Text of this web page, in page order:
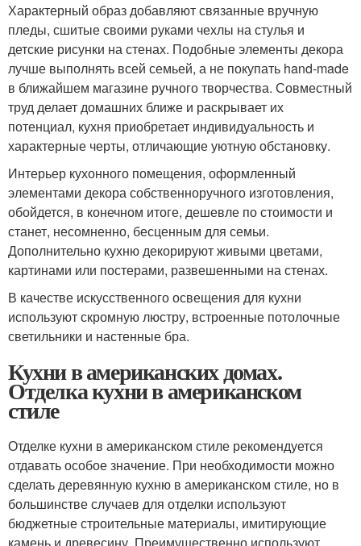
Характерный образ добавляют связанные вручную
пледы, сшитые своими руками чехлы на стулья и
детские рисунки на стенах. Подобные элементы декора
лучше выполнять всей семьей, а не покупать hand-made
в ближайшем магазине ручного творчества. Совместный
труд делает домашних ближе и раскрывает их
потенциал, кухня приобретает индивидуальность и
характерные черты, отличающие уютную обстановку.
Интерьер кухонного помещения, оформленный
элементами декора собственноручного изготовления,
обойдется, в конечном итоге, дешевле по стоимости и
станет, несомненно, бесценным для семьи.
Дополнительно кухню декорируют живыми цветами,
картинами или постерами, развешенными на стенах.
В качестве искусственного освещения для кухни
используют скромную люстру, встроенные потолочные
светильники и настенные бра.
Кухни в американских домах.
Отделка кухни в американском
стиле
Отделке кухни в американском стиле рекомендуется
отдавать особое значение. При необходимости можно
сделать деревянную кухню в американском стиле, но в
большинстве случаев для отделки используют
бюджетные строительные материалы, имитирующие